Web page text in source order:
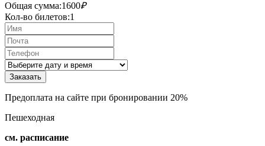
Общая сумма:1600₽
Кол-во билетов:1
Предоплата на сайте при бронировании 20%
Пешеходная
см. расписание